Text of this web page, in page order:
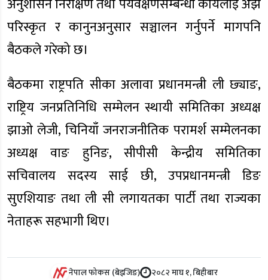
अनुशासन निरीक्षण तथा पर्यवेक्षणसम्बन्धी कार्यलाई अझ
परिस्कृत र कानुनअनुसार सञ्चालन गर्नुपर्ने मागपनि
बैठकले गरेको छ।
बैठकमा राष्ट्रपति सीका अलावा प्रधानमन्त्री ली छ्याङ,
राष्ट्रिय जनप्रतिनिधि सम्मेलन स्थायी समितिका अध्यक्ष
झाओ लेजी, चिनियाँ जनराजनीतिक परामर्श सम्मेलनका
अध्यक्ष वाङ हुनिङ, सीपीसी केन्द्रीय समितिका
सचिवालय सदस्य साई छी, उपप्रधानमन्त्री डिङ
सुएशियाङ तथा ली सी लगायतका पार्टी तथा राज्यका
नेताहरू सहभागी थिए।
नेपाल फोकस (बेइजिङ) २०८२ माघ १, बिहीबार